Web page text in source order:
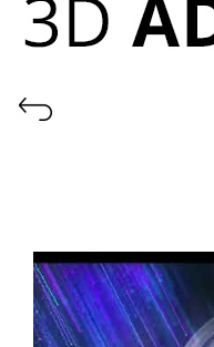
quarta a sábado - 10h /